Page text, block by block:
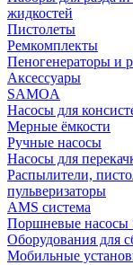
жидкостей
Пистолеты
Ремкомплекты
Пеногенераторы и
Аксессуары
SAMOA
Насосы для
Мерные ёмкости
Ручные насосы
Насосы для
Распылители,
пульверизаторы
AMS система
Поршневые насосы
Оборудования для
Мобильные